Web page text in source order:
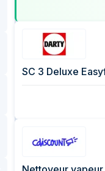
SC 3 Deluxe